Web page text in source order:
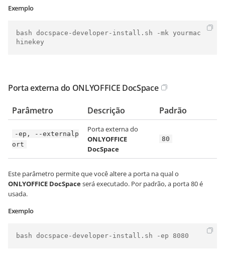
Exemplo
bash docspace-developer-install.sh -mk yourmac
hinekey
Porta externa do ONLYOFFICE DocSpace
Parâmetro Descrição Padrão
-ep, --externalp
ort
Porta externa do
ONLYOFFICE
DocSpace
80
Este parâmetro permite que você altere a porta na qual o
ONLYOFFICE DocSpaceserá executado. Por padrão, a porta 80 é
usada.
Exemplo
bash docspace-developer-install.sh -ep 8080